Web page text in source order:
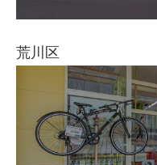
SpotMateログイン
オリジナル自転車
PB全車種カタログ
荒川区